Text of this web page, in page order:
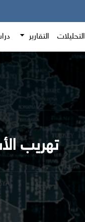
التحليلات التقارير
تهريب